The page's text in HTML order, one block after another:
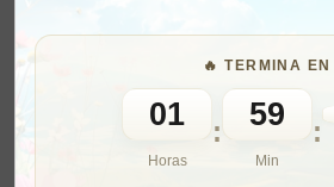
🔥 TERMINA EN
01
Horas
: 59
Min
: